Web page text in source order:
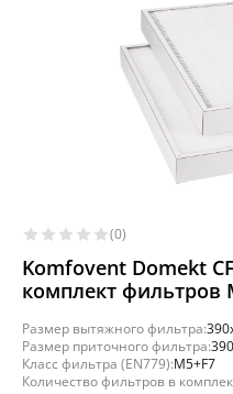
(0)
Komfovent Domekt
комплект фильтров
Размер вытяжного фильтра:
Размер приточного фильтра:
Класс фильтра (EN779):M5+F7
Количество фильтров в